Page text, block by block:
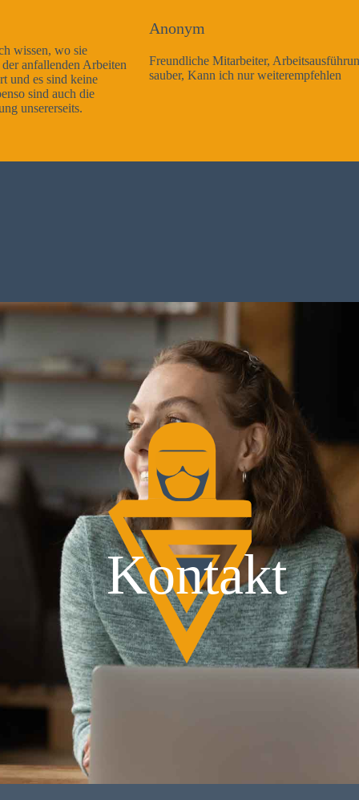
Freundliche Mitarbeiter, Arbeitsausführung sehr gut und sehr
sauber, Kann ich nur weiterempfehlen
Kontakt